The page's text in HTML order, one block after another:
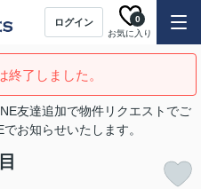
ログイン
お気に入り
0
終了しました。
友達追加で物件リクエストでご
お知らせいたします。